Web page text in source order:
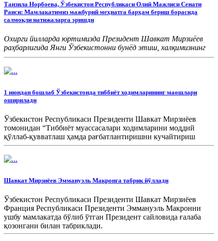
Танзила Норбоева, Ўзбекистон Республикаси Олий Мажлиси Сенати
Раиси: Мамлакатимиз мажбурий меҳнатга барҳам бериш борасида
салмоқли натижаларга эришди
Охирги йилларда юртимизда Президент Шавкат Мирзиёев
раҳбарлигида Янги Ўзбекистонни бунёд этиш, халқимизнинг
фаровонлигини таъминлашга йўналтирилган “Янги
Ўзбекистон — халқчил ва инсонпарвар давлат” ғояси асосида
тизимли ислоҳотлар олиб борилмоқда. Муҳими, бу саъй-
1 июндан бошлаб Ўзбекистонда тиббиёт ходимларининг маошлари
оширилади
Ўзбекистон Республикаси Президенти Шавкат Мирзиёев
томонидан “Тиббиёт муассасалари ходимларини моддий
қўллаб-қувватлаш ҳамда рағбатлантиришни кучайтириш
чора-тадбирлари тўғрисида”ги Фармон имзоланди.
Шавкат Мирзиёев Эммануэль Макронга табрик йўллади
Ўзбекистон Республикаси Президенти Шавкат Мирзиёев
Франция Республикаси Президенти Эммануэль Макронни
ушбу мамлакатда бўлиб ўтган Президент сайловида ғалаба
қозонгани билан табриклади.